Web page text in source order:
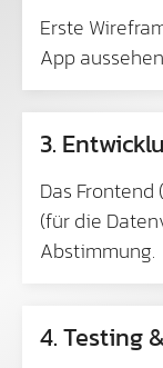
Erste
App
3.
Das
(für die
Abstimmung.
4. Testing